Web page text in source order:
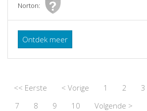
Norton:
Ontdek meer
<< Eerste < Vorige 1 2 3
7
8 9 10 Volgende >